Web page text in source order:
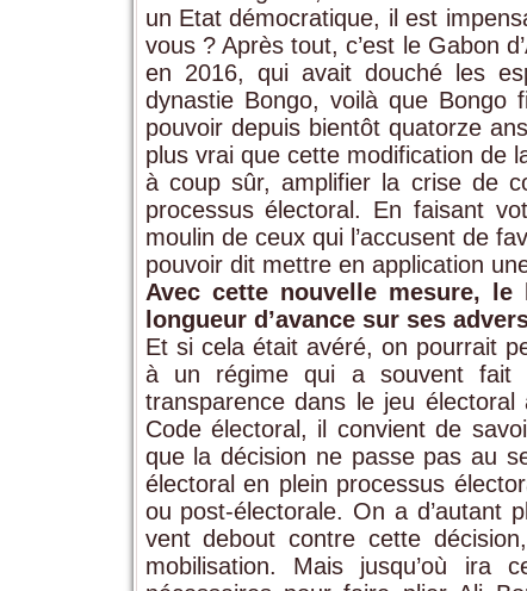
un Etat démocratique, il est
vous ? Après tout, c’est le Gabon
en 2016, qui avait douché les
dynastie Bongo, voilà que
pouvoir depuis bientôt quatorze
plus vrai que cette modification de
à coup sûr, amplifier la crise de
processus électoral. En faisant
moulin de ceux qui l’accusent de
pouvoir dit mettre en application
Avec cette nouvelle mesure,
longueur d’avance sur ses
Et si cela était avéré, on pourrait
à un régime qui a souvent
transparence dans le jeu
Code électoral, il convient de
que la décision ne passe pas au
électoral en plein processus
ou post-électorale. On a d’autant
vent debout contre cette
mobilisation. Mais jusqu’où ira